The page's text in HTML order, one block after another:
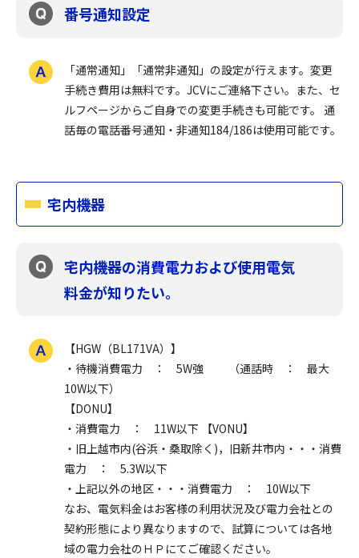
番号通知設定
「通常通知」「通常非通知」の設定が行えます。変更
手続き費用は無料です。JCVにご連絡下さい。また、セ
ルフページからご自身での変更手続きも可能です。 通
話毎の電話番号通知・非通知184/186は使用可能です。
宅内機器
宅内機器の消費電力および使用電気
料金が知りたい。
【HGW（BL171VA）】
・待機消費電力 ： 5W強 （通話時 ： 最大
10W以下）
【DONU】
・消費電力 ： 11W以下 【VONU】
・旧上越市内(谷浜・桑取除く)，旧新井市内・・・消費
電力 ： 5.3W以下
・上記以外の地区・・・消費電力 ： 10W以下
なお、電気料金はお客様の利用状況及び電力会社との
契約形態により異なりますので、試算については各地
域の電力会社のＨＰにてご確認ください。